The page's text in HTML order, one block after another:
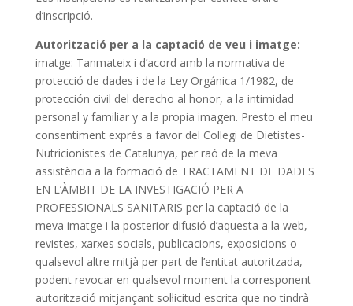
d’inscripció.
Autorització per a la captació de veu i imatge:
imatge: Tanmateix i d’acord amb la normativa de
protecció de dades i de la Ley Orgánica 1/1982, de
protección civil del derecho al honor, a la intimidad
personal y familiar y a la propia imagen. Presto el meu
consentiment exprés a favor del Col·legi de Dietistes-
Nutricionistes de Catalunya, per raó de la meva
assistència a la formació de TRACTAMENT DE DADES
EN L’ÀMBIT DE LA INVESTIGACIÓ PER A
PROFESSIONALS SANITARIS per la captació de la
meva imatge i la posterior difusió d’aquesta a la web,
revistes, xarxes socials, publicacions, exposicions o
qualsevol altre mitjà per part de l’entitat autoritzada,
podent revocar en qualsevol moment la corresponent
autorització mitjançant sol·licitud escrita que no tindrà